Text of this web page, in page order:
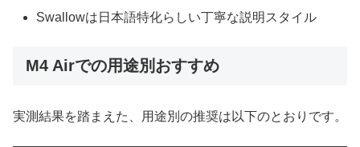
Swallowは日本語特化らしい丁寧な説明スタイル
M4 Airでの用途別おすすめ
実測結果を踏まえた、用途別の推奨は以下のとおりです。